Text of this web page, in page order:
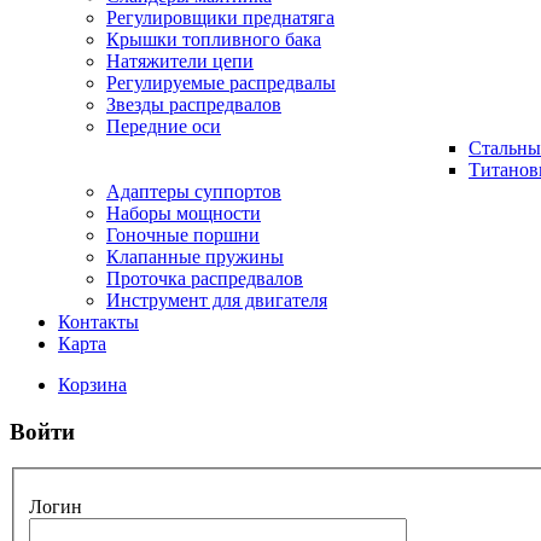
Регулировщики преднатяга
Крышки топливного бака
Натяжители цепи
Регулируемые распредвалы
Звезды распредвалов
Передние оси
Адаптеры суппортов
Наборы мощности
Гоночные поршни
Клапанные пружины
Проточка распредвалов
Инструмент для двигателя
Контакты
Карта
Корзина
Войти
Логин